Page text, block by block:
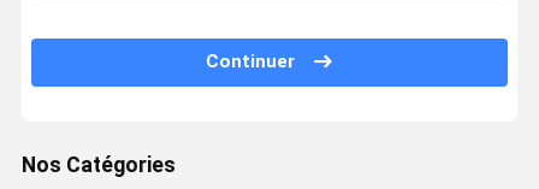
Continuer
Nos Catégories